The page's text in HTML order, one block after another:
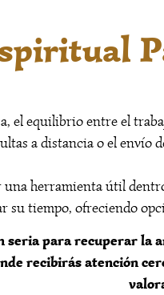
el equilibrio entre el
a distancia o el envío
una herramienta útil
su tiempo, ofreciendo
seria para recuperar la
recibirás atención